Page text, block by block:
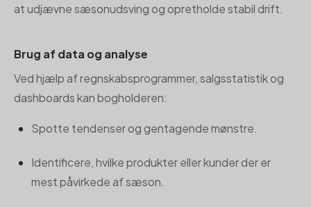
at udjævne sæsonudsving og opretholde stabil drift.
Brug af data og analyse
Ved hjælp af regnskabsprogrammer, salgsstatistik og
dashboards kan bogholderen:
Spotte tendenser og gentagende mønstre.
Identificere, hvilke produkter eller kunder der er
mest påvirkede af sæson.